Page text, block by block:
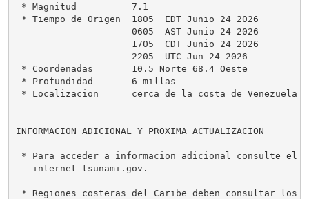
* Magnitud          7.1
* Tiempo de Origen  1805  EDT Junio 24 2026
                     0605  AST Junio 24 2026
                     1705  CDT Junio 24 2026
                     2205  UTC Jun 24 2026
* Coordenadas       10.5 Norte 68.4 Oeste
* Profundidad       6 millas
* Localizacion      cerca de la costa de Venezuela
INFORMACION ADICIONAL Y PROXIMA ACTUALIZACION
---------------------------------------------
* Para acceder a informacion adicional consulte el
   internet tsunami.gov.
* Regiones costeras del Caribe deben consultar los